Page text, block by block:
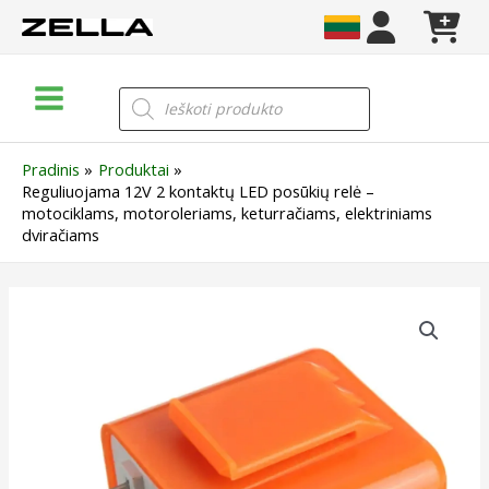
prie
Menu
Products
search
Pradinis
Produktai
Reguliuojama 12V 2 kontaktų LED posūkių relė –
motociklams, motoroleriams, keturračiams, elektriniams
dviračiams